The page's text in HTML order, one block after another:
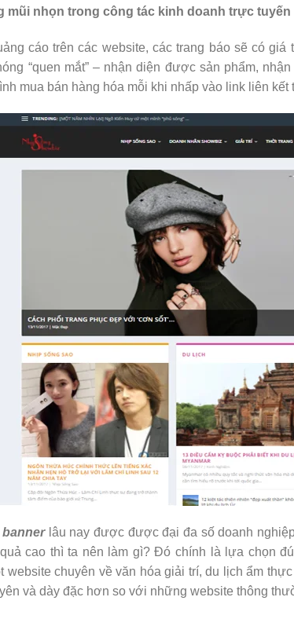
mũi nhọn trong công tác kinh doanh trực tuyến
cáo trên các website, các trang báo sẽ có
“quen mắt” – nhận diện được sản phẩm,
mua bán hàng hóa mỗi khi nhấp vào link liên kết
bannerlâu nay được được đại đa số doanh
cao thì ta nên làm gì? Đó chính là lựa chọn
website chuyên về văn hóa giải trí, du lịch ẩm
và dày đặc hơn so với những website thông